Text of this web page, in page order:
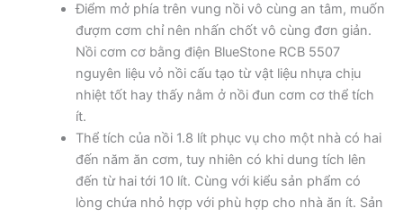
Điểm mở phía trên vung nồi vô cùng an tâm, muốn
đượm cơm chỉ nên nhấn chốt vô cùng đơn giản.
Nồi cơm cơ bằng điện BlueStone RCB 5507
nguyên liệu vỏ nồi cấu tạo từ vật liệu nhựa chịu
nhiệt tốt hay thấy nằm ở nồi đun cơm cơ thể tích
ít.
Thể tích của nồi 1.8 lít phục vụ cho một nhà có hai
đến năm ăn cơm, tuy nhiên có khi dung tích lên
đến từ hai tới 10 lít. Cùng với kiểu sản phẩm có
lòng chứa nhỏ hợp với phù hợp cho nhà ăn ít. Sản